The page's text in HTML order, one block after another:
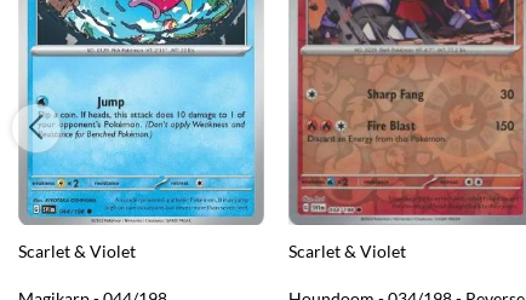
Scarlet & Violet Scarlet & Violet